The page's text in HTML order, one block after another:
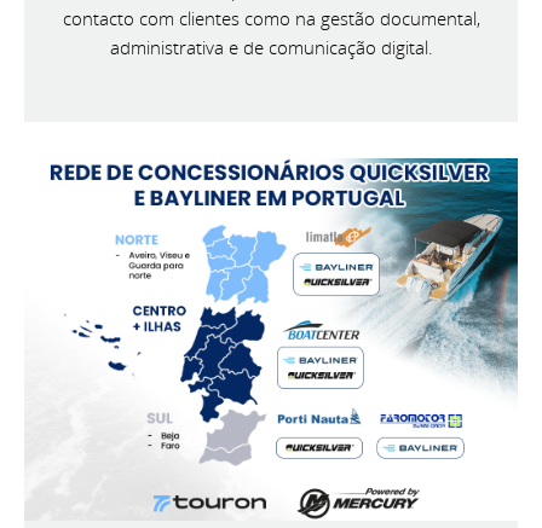
contacto com clientes como na gestão documental,
administrativa e de comunicação digital.